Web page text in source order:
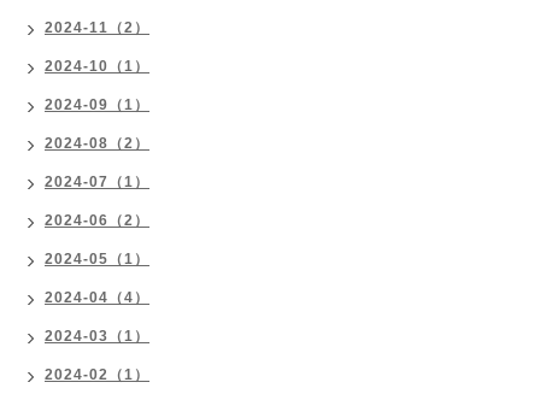
2024-11（2）
2024-10（1）
2024-09（1）
2024-08（2）
2024-07（1）
2024-06（2）
2024-05（1）
2024-04（4）
2024-03（1）
2024-02（1）